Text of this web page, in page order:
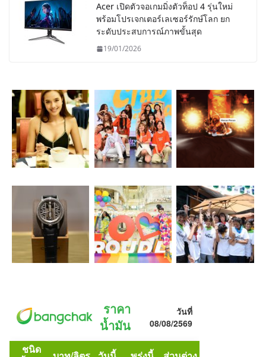
Acer เปิดตัวจอเกมมิ่งตัวท็อป 4 รุ่นใหม่
พร้อมโปรเจกเตอร์เลเซอร์รักษ์โลก ยก
ระดับประสบการณ์ภาพขั้นสุด
19/01/2026